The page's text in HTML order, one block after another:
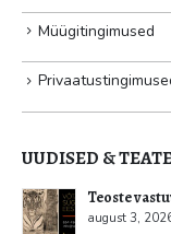
Müügitingimused
UUDISED &
Kultuur.err:
näitus